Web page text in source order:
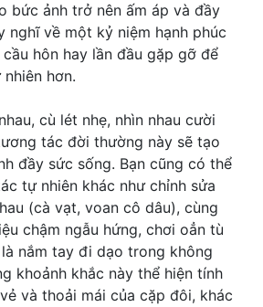
bức ảnh trở nên ấm áp và đầy
nghĩ về một kỷ niệm hạnh phúc
hôn hay lần đầu gặp gỡ để
hơn.
cù lét nhẹ, nhìn nhau cười
tác đời thường này sẽ tạo
đầy sức sống. Bạn cũng có thể
tự nhiên khác như chỉnh sửa
(cà vạt, voan cô dâu), cùng
chậm ngẫu hứng, chơi oẳn tù
nắm tay đi dạo trong không
khoảnh khắc này thể hiện tính
và thoải mái của cặp đôi, khác